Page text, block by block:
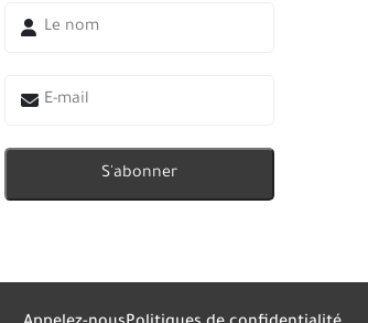
S'abonner